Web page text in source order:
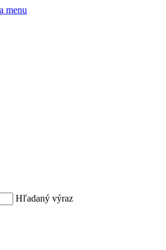
menu
Hľadaný výraz